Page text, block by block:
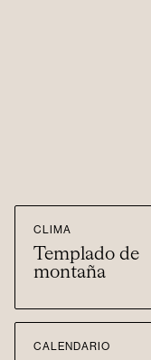
CLIMA
Templado de
montaña
CALENDARIO